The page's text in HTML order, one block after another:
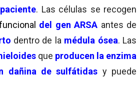
. Las células se recogen
del gen ARSA antes de
dentro de la médula ósea. Las
que producen la enzima
dañina de sulfátidas y puede